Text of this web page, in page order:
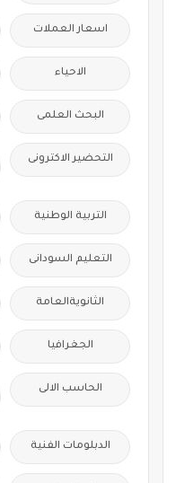
اسعار العملات
الاحياء
البحث العلمى
التحضير الاكترونى
التربية الوطنية
التعليم السودانى
الثانويةالعامة
الجغرافيا
الحاسب الالى
الدبلومات الفنية